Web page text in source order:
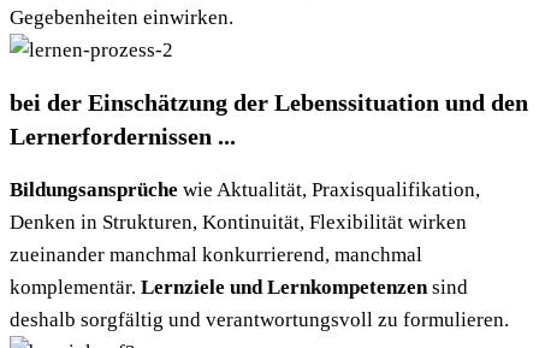
Gegebenheiten einwirken.
bei der Einschätzung der Lebenssituation und den
Lernerfordernissen ...
Bildungsansprüche wie Aktualität, Praxisqualifikation,
Denken in Strukturen, Kontinuität, Flexibilität wirken
zueinander manchmal konkurrierend, manchmal
komplementär. Lernziele und Lernkompetenzensind
deshalb sorgfältig und verantwortungsvoll zu formulieren.